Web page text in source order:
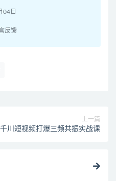
04日
反馈
上一篇
川短视频打爆三频共振实战课